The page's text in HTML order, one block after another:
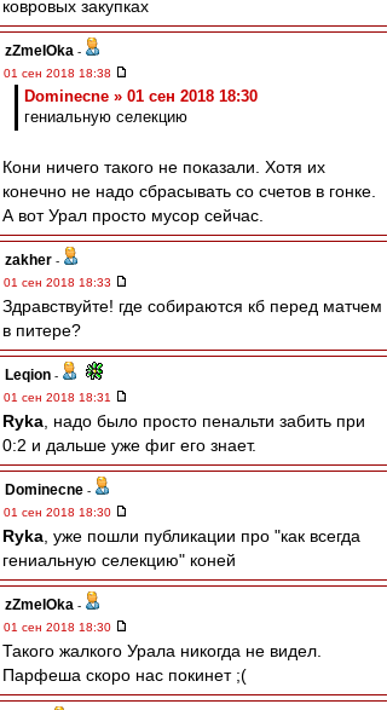
ковровых закупках
zZmeIOka -
01 сен 2018 18:38
Dominecne » 01 сен 2018 18:30
гениальную селекцию
Кони ничего такого не показали. Хотя их
конечно не надо сбрасывать со счетов в гонке.
А вот Урал просто мусор сейчас.
zakher -
01 сен 2018 18:33
Здравствуйте! где собираются кб перед матчем
в питере?
Leqion -
01 сен 2018 18:31
Ryka , надо было просто пенальти забить при
0:2 и дальше уже фиг его знает.
Dominecne -
01 сен 2018 18:30
Ryka , уже пошли публикации про "как всегда
гениальную селекцию" коней
zZmeIOka -
01 сен 2018 18:30
Такого жалкого Урала никогда не видел.
Парфеша скоро нас покинет ;(